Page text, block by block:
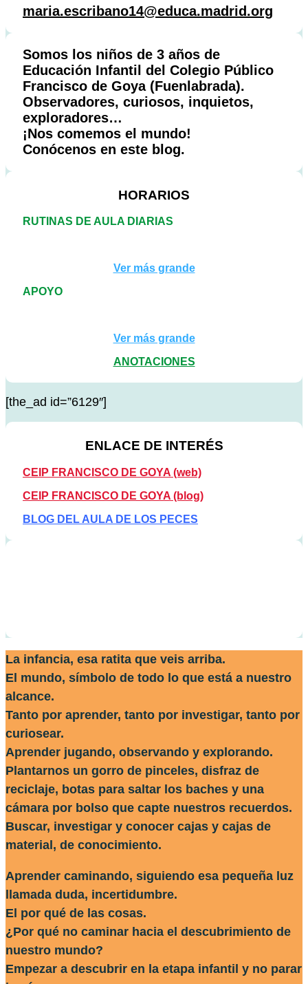
maria.escribano14@educa.madrid.org
Somos los niños de 3 años de
Educación Infantil del Colegio Público
Francisco de Goya (Fuenlabrada).
Observadores, curiosos, inquietos,
exploradores…
¡Nos comemos el mundo!
Conócenos en este blog.
HORARIOS
RUTINAS DE AULA DIARIAS
Ver más grande
APOYO
Ver más grande
ANOTACIONES
[the_ad id=”6129″]
ENLACE DE INTERÉS
CEIP FRANCISCO DE GOYA (web)
CEIP FRANCISCO DE GOYA (blog)
BLOG DEL AULA DE LOS PECES
La infancia, esa ratita que veis arriba.
El mundo, símbolo de todo lo que está a nuestro
alcance.
Tanto por aprender, tanto por investigar, tanto por
curiosear.
Aprender jugando, observando y explorando.
Plantarnos un gorro de pinceles, disfraz de
reciclaje, botas para saltar los baches y una
cámara por bolso que capte nuestros recuerdos.
Buscar, investigar y conocer cajas y cajas de
material, de conocimiento.
Aprender caminando, siguiendo esa pequeña luz
llamada duda, incertidumbre.
El por qué de las cosas.
¿Por qué no caminar hacia el descubrimiento de
nuestro mundo?
Empezar a descubrir en la etapa infantil y no parar